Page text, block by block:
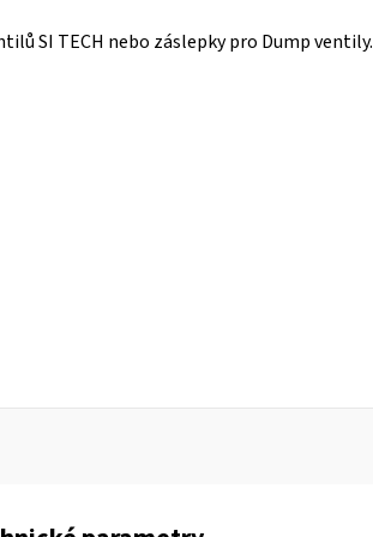
SI TECH nebo záslepky pro Dump ventily.